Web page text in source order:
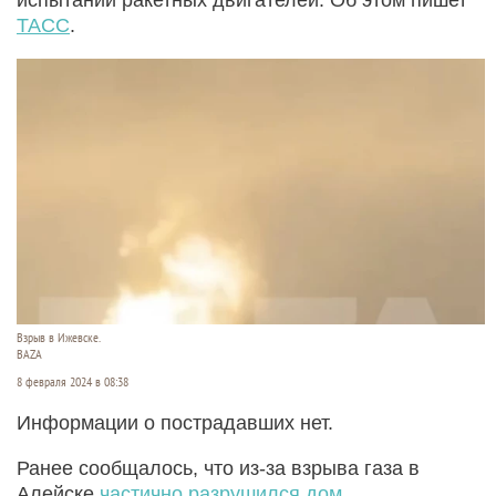
ТАСС.
Взрыв в Ижевске.
BAZA
8 февраля 2024 в 08:38
Информации о пострадавших нет.
Ранее сообщалось, что из-за взрыва газа в